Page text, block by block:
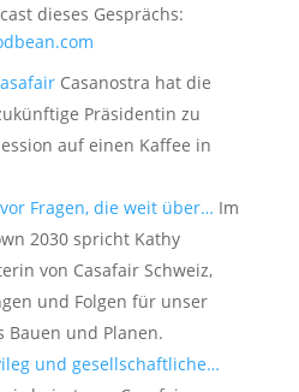
dieses Gesprächs:
Casanostra hat die
Präsidentin zu
auf einen Kaffee in
Fragen, die weit über… Im
2030 spricht Kathy
von Casafair Schweiz,
und Folgen für unser
Bauen und Planen.
und gesellschaftliche…